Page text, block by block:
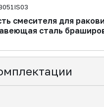
смесителя для
сталь